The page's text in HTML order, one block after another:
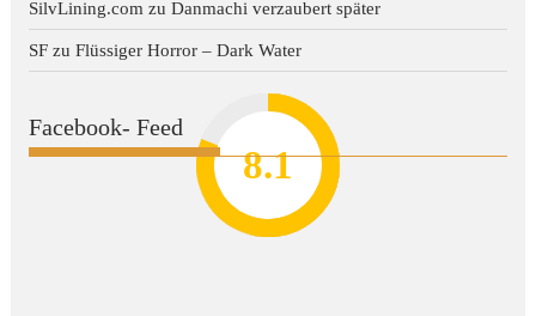
8.2
7.8
7.1
7
8.1
SilvLining.com zuDanmachi verzaubert später
SF zuFlüssiger Horror – Dark Water
Facebook- Feed